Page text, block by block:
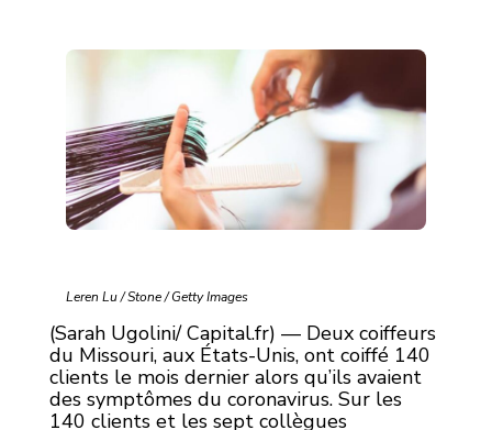
Leren Lu / Stone / Getty Images
(Sarah Ugolini/ Capital.fr) — Deux coiffeurs
du Missouri, aux États-Unis, ont coiffé 140
clients le mois dernier alors qu’ils avaient
des symptômes du coronavirus. Sur les
140 clients et les sept collègues